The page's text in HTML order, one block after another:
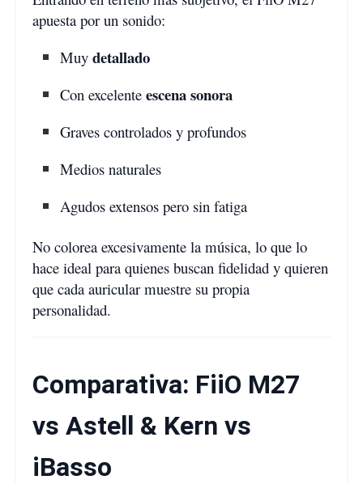
apuesta por un sonido:
Muydetallado
Con excelenteescena sonora
Graves controlados y profundos
Medios naturales
Agudos extensos pero sin fatiga
No colorea excesivamente la música, lo que lo
hace ideal para quienes buscan fidelidad y quieren
que cada auricular muestre su propia
personalidad.
Comparativa: FiiO M27
vs Astell & Kern vs
iBasso